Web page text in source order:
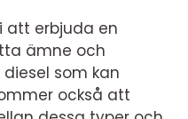
att erbjuda en
ämne och
som kan
också att